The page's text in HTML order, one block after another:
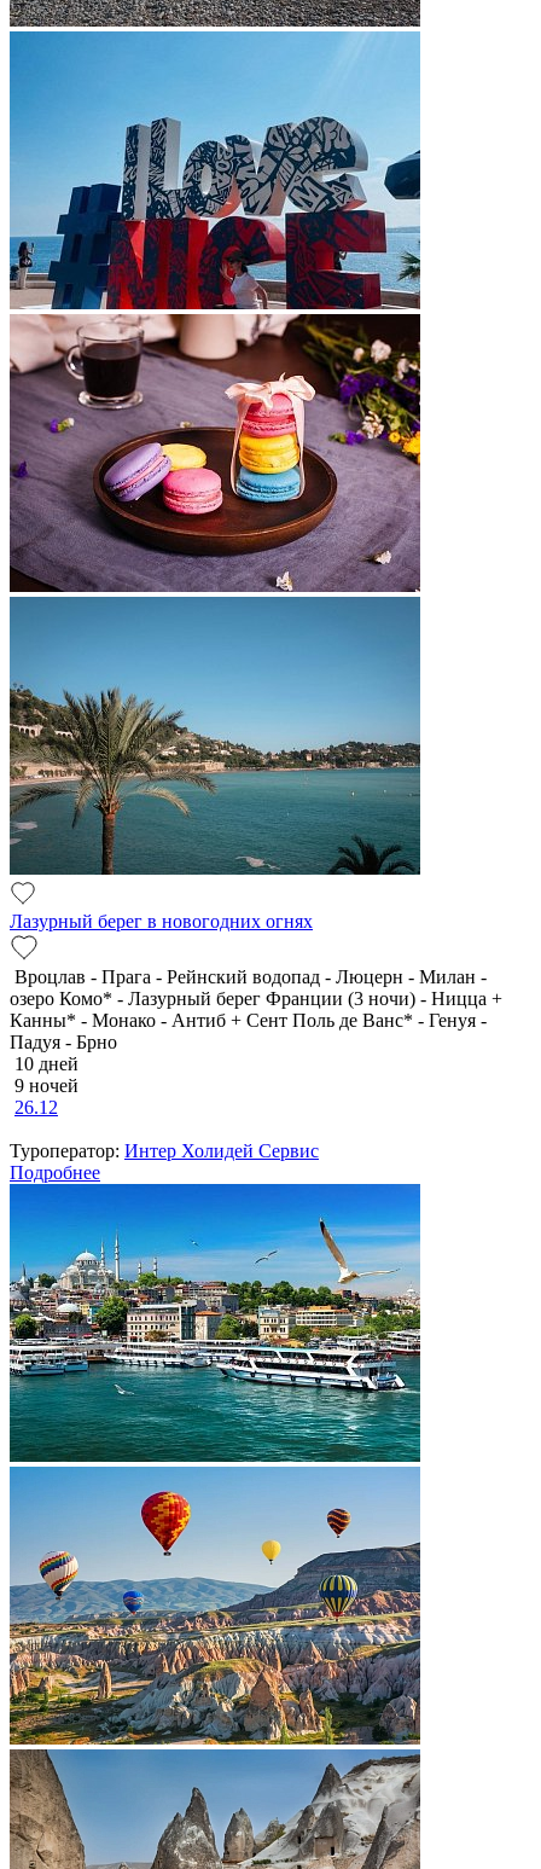
Лазурный берег в новогодних огнях
Вроцлав - Прага - Рейнский водопад - Люцерн - Милан -
озеро Комо* - Лазурный берег Франции (3 ночи) - Ницца +
Канны* - Монако - Антиб + Сент Поль де Ванс* - Генуя -
Падуя - Брно
10 дней
9 ночей
26.12
Туроператор: Интер Холидей Сервис
Подробнее